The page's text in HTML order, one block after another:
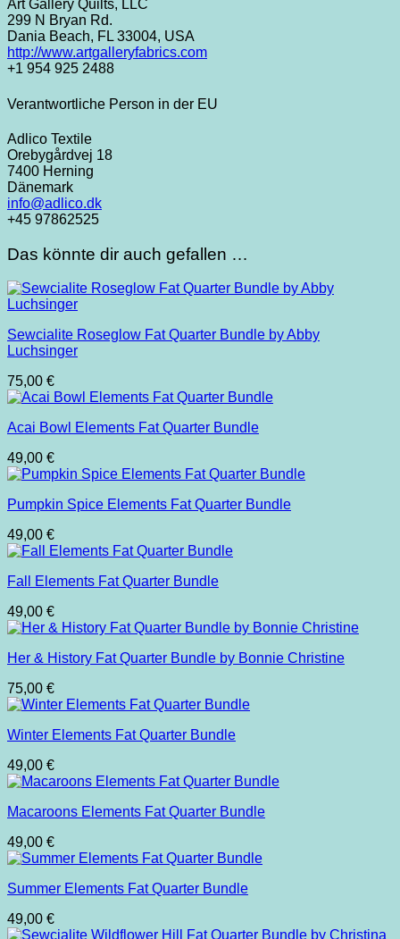
Art Gallery Quilts, LLC
299 N Bryan Rd.
Dania Beach, FL 33004, USA
http://www.artgalleryfabrics.com
+1 954 925 2488
Verantwortliche Person in der EU
Adlico Textile
Orebygårdvej 18
7400 Herning
Dänemark
info@adlico.dk
+45 97862525
Das könnte dir auch gefallen …
Sewcialite Roseglow Fat Quarter Bundle by Abby
Luchsinger
75,00 €
Acai Bowl Elements Fat Quarter Bundle
49,00 €
Pumpkin Spice Elements Fat Quarter Bundle
49,00 €
Fall Elements Fat Quarter Bundle
49,00 €
Her & History Fat Quarter Bundle by Bonnie Christine
75,00 €
Winter Elements Fat Quarter Bundle
49,00 €
Macaroons Elements Fat Quarter Bundle
49,00 €
Summer Elements Fat Quarter Bundle
49,00 €